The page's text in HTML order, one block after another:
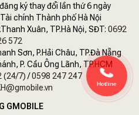
ký thay đổi lần thứ 6 ngày
chính Thành phố Hà Nội
Xuân, TP.Hà Nội, SĐT:0692
572
Sơn, P.Hải Châu, TP.Đà Nẵng
P. Cầu Ông Lãnh, TP.HCM
(24/7) /0598 247 247
GMOBILE
Hotline